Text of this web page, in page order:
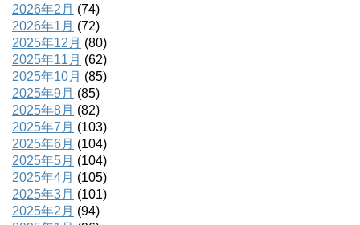
2026年2月 (74)
2026年1月 (72)
2025年12月 (80)
2025年11月 (62)
2025年10月 (85)
2025年9月 (85)
2025年8月 (82)
2025年7月 (103)
2025年6月 (104)
2025年5月 (104)
2025年4月 (105)
2025年3月 (101)
2025年2月 (94)